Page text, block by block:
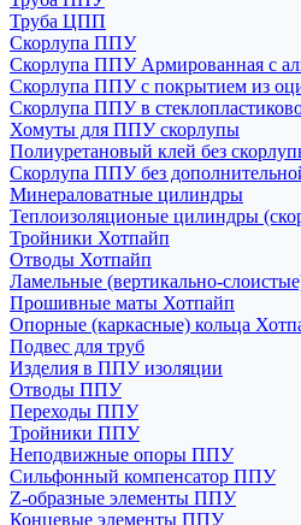
Труба ЦПП
Скорлупа ППУ
Скорлупа ППУ Армированная с
Скорлупа ППУ с покрытием из
Скорлупа ППУ в
Хомуты для ППУ скорлупы
Полиуретановый клей без
Скорлупа ППУ без
Минераловатные цилиндры
Теплоизоляционые цилиндры
Тройники Хотпайп
Отводы Хотпайп
Ламельные (вертикально-
Прошивные маты Хотпайп
Опорные (каркасные) кольца
Подвес для труб
Изделия в ППУ изоляции
Отводы ППУ
Переходы ППУ
Тройники ППУ
Неподвижные опоры ППУ
Cильфонный компенсатор ППУ
Z-образные элементы ППУ
Концевые элементы ППУ